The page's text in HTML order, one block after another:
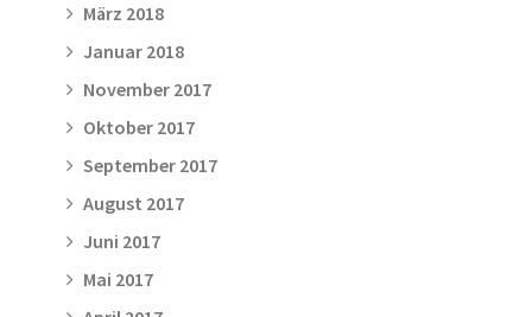
März 2018
Januar 2018
November 2017
Oktober 2017
September 2017
August 2017
Juni 2017
Mai 2017